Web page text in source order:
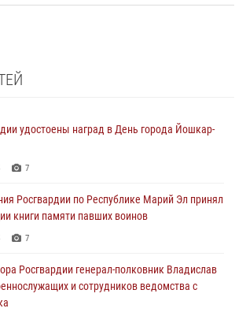
удостоены наград в День города Йошкар-
7
Росгвардии по Республике Марий Эл принял
книги памяти павших воинов
7
Росгвардии генерал-полковник Владислав
и сотрудников ведомства с